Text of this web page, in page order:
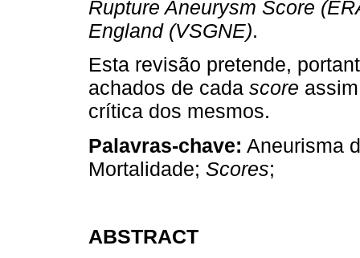
Rupture Aneurysm Score (
England (VSGNE).
Esta revisão pretende,
achados de cada score
crítica dos mesmos.
Palavras-chave: Aneurisma
Mortalidade; Scores;
ABSTRACT